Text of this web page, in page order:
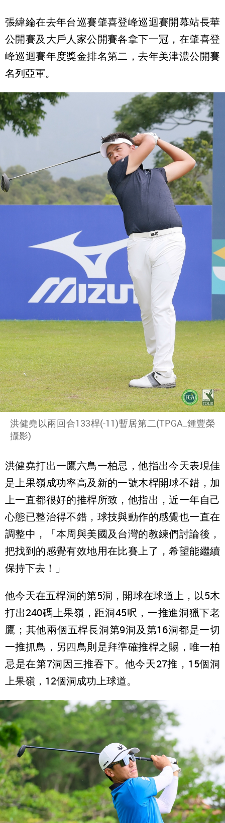
張緯綸在去年台巡賽肇喜登峰巡迴賽開幕站長華
公開賽及大戶人家公開賽各拿下一冠，在肇喜登
峰巡迴賽年度獎金排名第二，去年美津濃公開賽
名列亞軍。
洪健堯以兩回合133桿(-11)暫居第二(TPGA_鍾豐榮
攝影)
洪健堯打出一鷹六鳥一柏忌，他指出今天表現佳
是上果嶺成功率高及新的一號木桿開球不錯，加
上一直都很好的推桿所致，他指出，近一年自己
心態已整治得不錯，球技與動作的感覺也一直在
調整中，「本周與美國及台灣的教練們討論後，
把找到的感覺有效地用在比賽上了，希望能繼續
保持下去！」
他今天在五桿洞的第5洞，開球在球道上，以5木
打出240碼上果嶺，距洞45呎，一推進洞獵下老
鷹；其他兩個五桿長洞第9洞及第16洞都是一切
一推抓鳥，另四鳥則是拜準確推桿之賜，唯一柏
忌是在第7洞因三推吞下。他今天27推，15個洞
上果嶺，12個洞成功上球道。